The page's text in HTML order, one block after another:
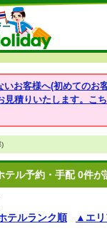
お客様へ(初めてのお
積りいたします。こ
)
テル予約・手配 0件が
テルランク順 ▲エリ